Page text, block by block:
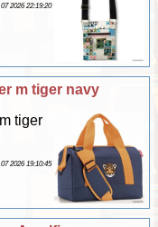
2026 22:19:20
m tiger navy
tiger
2026 19:10:45